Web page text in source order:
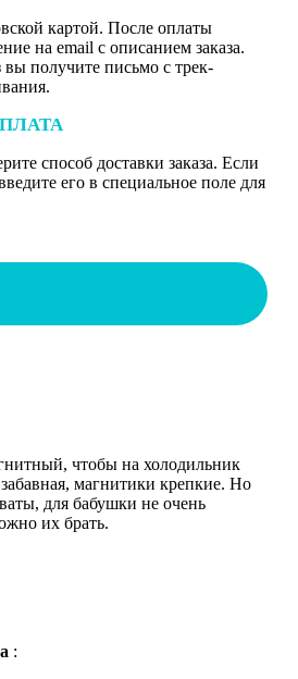
картой. После оплаты
на email с описанием заказа.
вы получите письмо с трек-
способ доставки заказа. Если
его в специальное поле для
чтобы на холодильник
магнитики крепкие. Но
для бабушки не очень
их брать.
: